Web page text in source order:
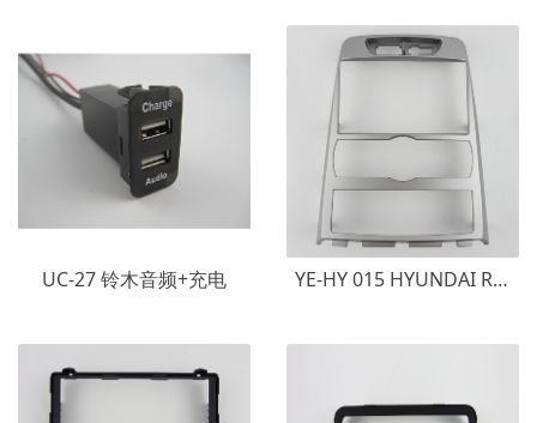
UC-27 铃木音频+充电 YE-HY 015 HYUNDAI ROHENS COUPE,MANUAL AC,RHD 现代劳恩斯酷派,英国版,自动空调,右轪,银色